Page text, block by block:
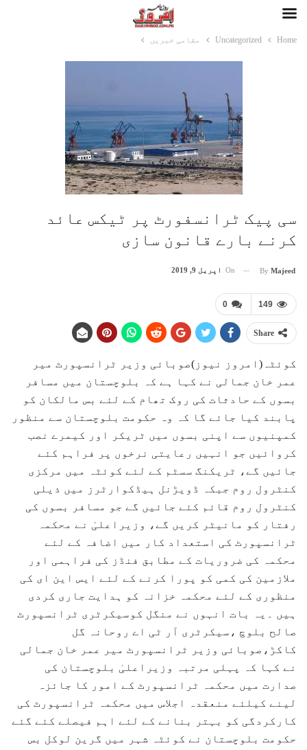
Home
Uncategorized مقامی خبریں
سی پیک ٹرانسفورٹ پر ٹیکس عائد
کرنے بارے قانون سازی
By Majeed
On اپریل 9, 2019
0 149
Share
کوئٹہ(امروز نیوز)صوبائی وزیر ٹرانسپورٹ میر
عمر خان جمالی نے کہا ہے کہ بلوچستان میں مسافر
بسوں کے حادثات کی روک تھام کے لئے بس مالکان کو
پابند کیا جائے گا کہ وہ حکومت بلوچستان سے منظور
کمپنیوں سے اپنی بسوں میں ٹریکر اور کیمرے نصب
کروائیں جو انہیں رعایتی نرخوں پر فراہم کئے
جائیں گے، ٹریکنگ سسٹم کے لئے کوئٹہ میں مرکزی
کنٹرول روم جبکہ ڈویڑنل ہیڈکوارٹرز میں ذیلی
کنٹرول روم قائم کئے جائیں گے جو مسافر بسوں کی
رفتار کو مانیٹر کریں گے، وزیراعلیٰ نے محکمہ
ٹرانسپورٹ کی استعداد کار میں اضافہ کے لئے
محکمہ کی ضروریات کے مطابق فنڈز کی فراہمی اور
ملازمین کی کمی کو پورا کرنے کے لئے ایس این ای کی
منظوری کے لئے محکمہ خزانہ کو ہدایت جاری کردی
ہیں ۔یہ بات انہوں نے منگل کوسیکرٹری ٹرانسپورٹ
صالح بلوچ ،سیکرٹری آر ٹی اے روحانہ گل
کاکڑ،صوبائی وزیر ٹرانسپورٹ میر عمر خان جمالی
نے کہا کہ پہلی مرتبہ وزیراعلیٰ بلوچستان کی
صدارت میں محکمہ ٹرانسپورٹ کے امور کا جائزہ
لینے کیلئے منعقدہ اجلاس میں محکمہ ٹرانسپورٹ کی
کارکردگی کو بہتر بنانے کے لئے اہم فیصلے کئے گئے
حکومت بلوچستان نے کوئٹہ شہر میں گرین لوکل بس